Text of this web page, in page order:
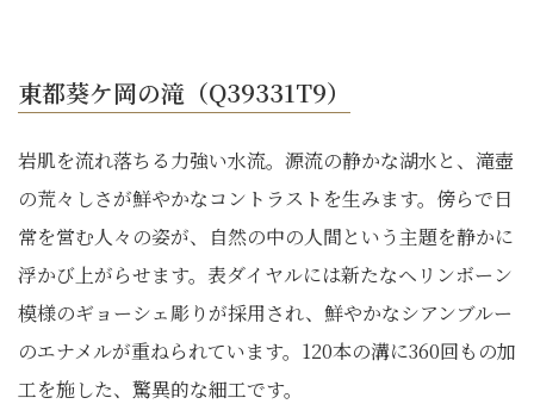
東都葵ケ岡の滝（Q39331T9）
岩肌を流れ落ちる力強い水流。源流の静かな湖水と、滝壺
の荒々しさが鮮やかなコントラストを生みます。傍らで日
常を営む人々の姿が、自然の中の人間という主題を静かに
浮かび上がらせます。表ダイヤルには新たなヘリンボーン
模様のギョーシェ彫りが採用され、鮮やかなシアンブルー
のエナメルが重ねられています。120本の溝に360回もの加
工を施した、驚異的な細工です。